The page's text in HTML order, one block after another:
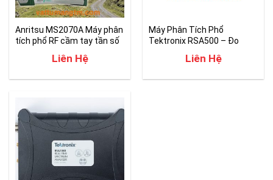
Anritsu MS2070A Máy phân
tích phổ RF cầm tay tần số
Liên Hệ
Máy Phân Tích Phổ
Tektronix RSA500 – Đo
Liên Hệ